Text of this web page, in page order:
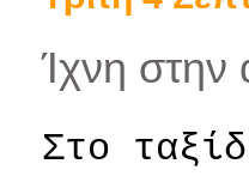
Ίχνη
Στο